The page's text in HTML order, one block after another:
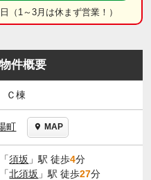
（1～3月は休まず営業！）
件概要
Ｃ棟
町 MAP
「須坂 」駅 徒歩4分
「北須坂 」駅 徒歩27分